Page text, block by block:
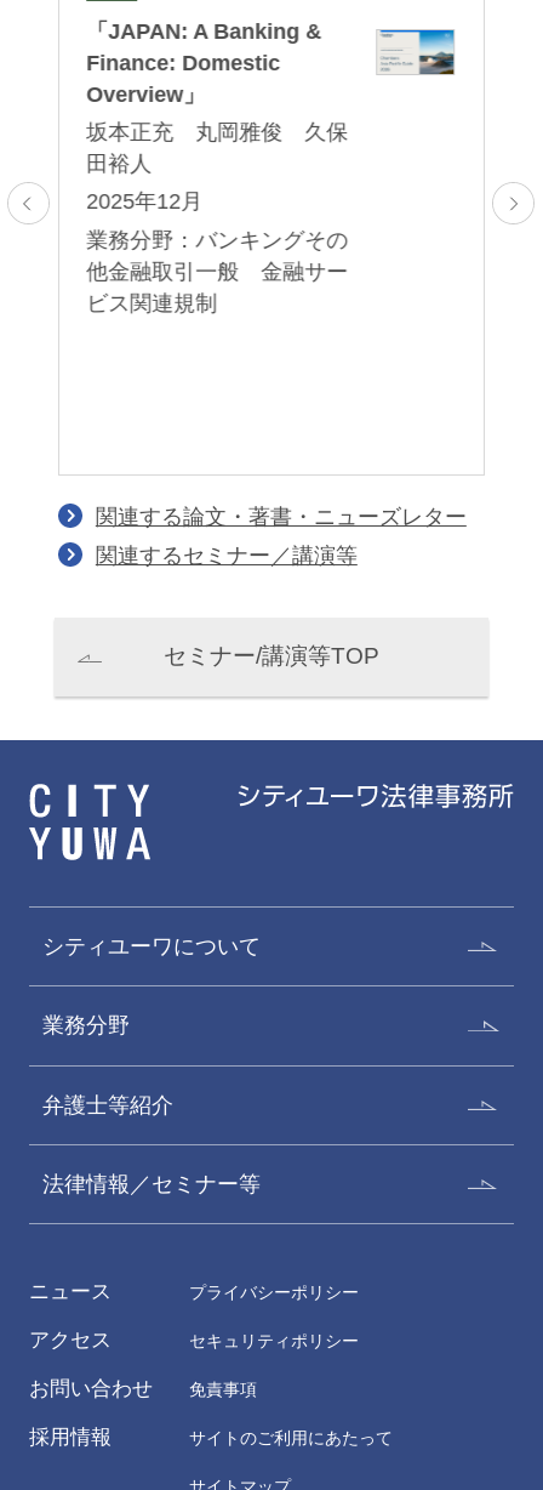
「JAPAN: A Banking &
Finance: Domestic
Overview」
坂本正充 丸岡雅俊 久保
田裕人
2025年12月
業務分野：バンキングその
他金融取引一般 金融サー
ビス関連規制
業
他
関連する論文・著書・ニューズレター
関連するセミナー／講演等
セミナー/講演等TOP
シティユーワについて
業務分野
弁護士等紹介
法律情報／セミナー等
ニュース
アクセス
お問い合わせ
採用情報
プライバシーポリシー
セキュリティポリシー
免責事項
サイトのご利用にあたって
サイトマップ